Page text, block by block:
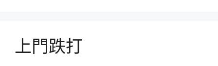
上門跌打